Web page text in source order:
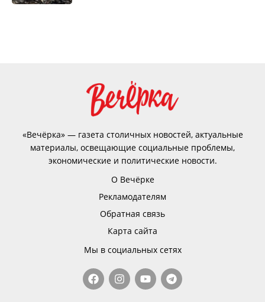
«Вечёрка» — газета столичных новостей, актуальные
материалы, освещающие социальные проблемы,
экономические и политические новости.
О Вечёрке
Рекламодателям
Обратная связь
Карта сайта
Мы в социальных сетях